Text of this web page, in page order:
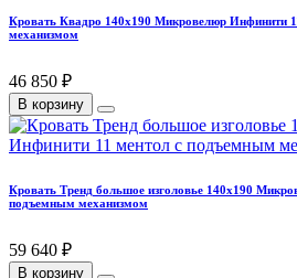
Кровать Квадро 140х190 Микровелюр Инфинити
механизмом
46 850 ₽
В корзину
Кровать Тренд большое изголовье 140х190
подъемным механизмом
59 640 ₽
В корзину